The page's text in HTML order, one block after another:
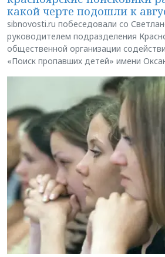
какой черте подошли к
sibnovosti.ru побеседовали со
руководителем подразделения
общественной организации
«Поиск пропавших детей» имени